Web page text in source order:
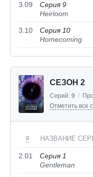
3.09
Серия 9
Heirloom
3.10
Серия 10
Homecoming
СЕЗОН 2
Серий: 9 /
Отметить все
# НАЗВАНИЕ
2.01
Серия 1
Gentleman